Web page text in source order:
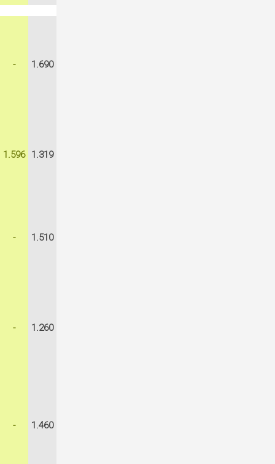
- 1.690
1.596 1.319
- 1.510
- 1.260
- 1.460